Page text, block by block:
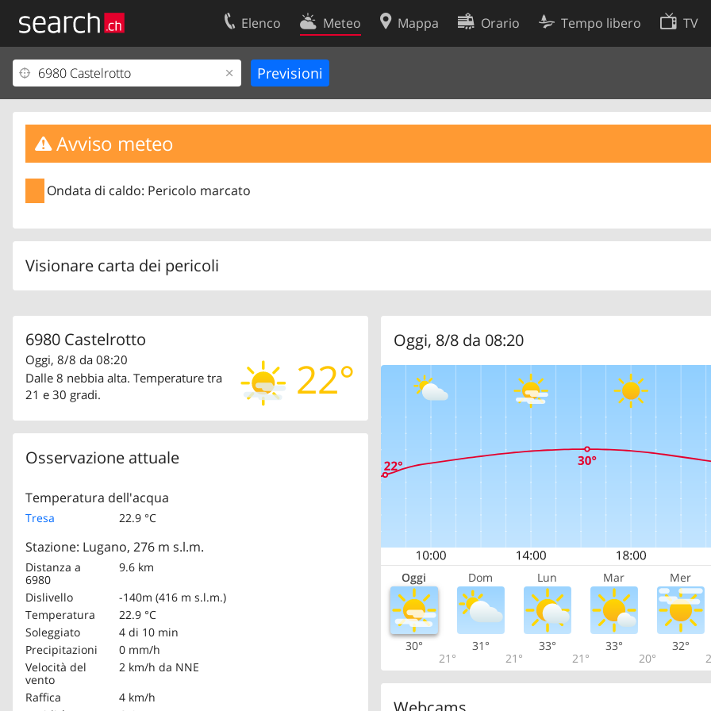
Elenco Meteo Mappa Orario Tempo libero TV
Avviso meteo
Ondata di caldo: Pericolo marcato
Visionare carta dei pericoli
6980 Castelrotto
22°
Oggi, 8/8 da 08:20
Dalle 8 nebbia alta. Temperature tra
21 e 30 gradi.
Osservazione attuale
Temperatura dell'acqua
Tresa 22.9 °C
Stazione: Lugano, 276 m s.l.m.
Distanza a
6980
9.6 km
Dislivello
-140m (416 m s.l.m.)
Temperatura
22.9 °C
Soleggiato
4 di 10 min
Precipitazioni
0 mm/h
Velocità del
vento
2 km/h da NNE
Raffica
4 km/h
Oggi, 8/8 da 08:20
Oggi Dom Lun Mar Mer
30°
21°
31°
21°
33°
21°
33°
20°
32°
Il vostro profolio
Area clienti
Informazioni Legali
Contatti
Condizioni d’uso
Protezione dei dati
Preferenze cookie
Sviluppatori